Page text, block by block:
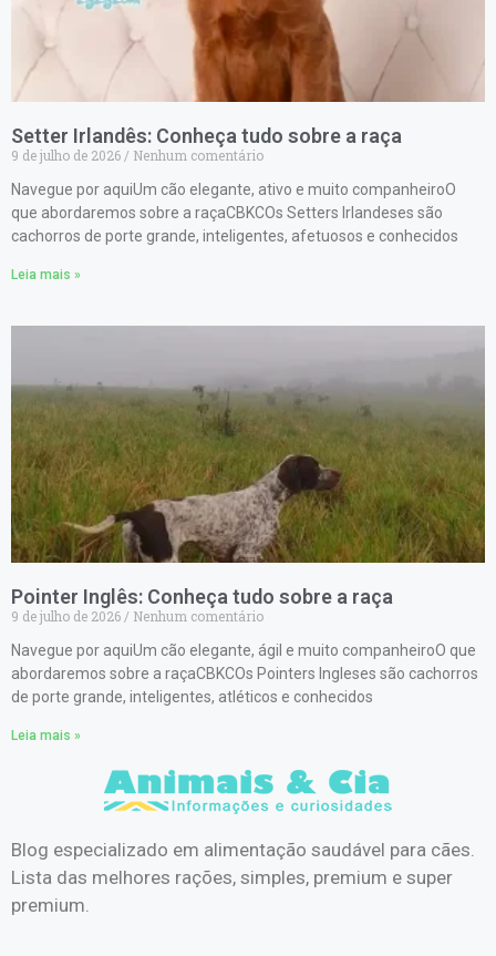
Setter Irlandês: Conheça tudo sobre a raça
9 de julho de 2026
Nenhum comentário
Navegue por aquiUm cão elegante, ativo e muito companheiroO
que abordaremos sobre a raçaCBKCOs Setters Irlandeses são
cachorros de porte grande, inteligentes, afetuosos e conhecidos
Leia mais »
Pointer Inglês: Conheça tudo sobre a raça
9 de julho de 2026
Nenhum comentário
Navegue por aquiUm cão elegante, ágil e muito companheiroO que
abordaremos sobre a raçaCBKCOs Pointers Ingleses são cachorros
de porte grande, inteligentes, atléticos e conhecidos
Leia mais »
Blog especializado em alimentação saudável para cães.
Lista das melhores rações, simples, premium e super
premium.